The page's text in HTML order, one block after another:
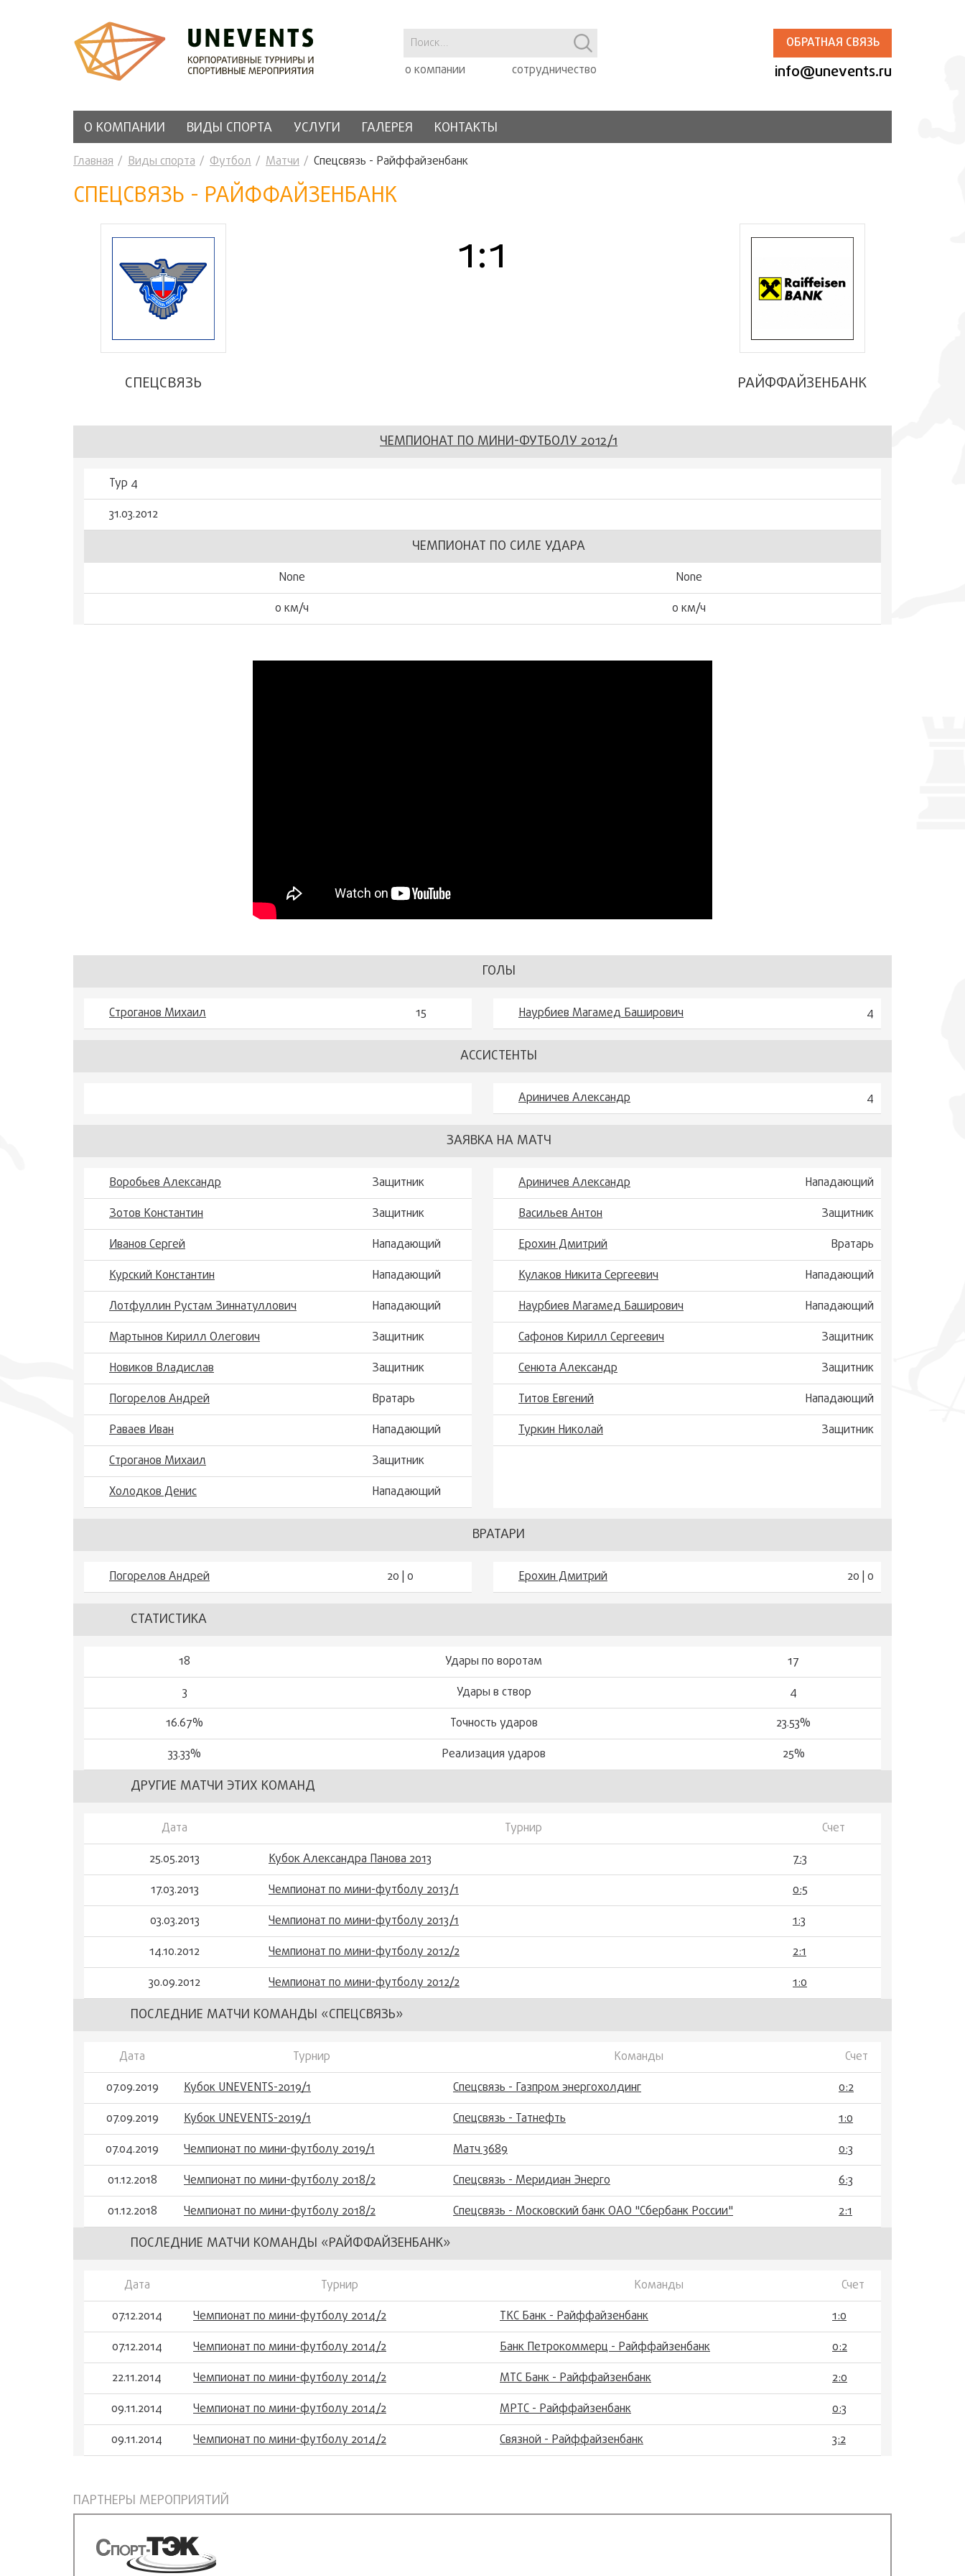
о компании сотрудничество
ОБРАТНАЯ СВЯЗЬ
info@unevents.ru
О КОМПАНИИ ВИДЫ СПОРТА УСЛУГИ ГАЛЕРЕЯ КОНТАКТЫ
Главная Виды спорта Футбол Матчи Спецсвязь - Райффайзенбанк
СПЕЦСВЯЗЬ - РАЙФФАЙЗЕНБАНК
СПЕЦСВЯЗЬ
1:1
РАЙФФАЙЗЕНБАНК
ЧЕМПИОНАТ ПО МИНИ-ФУТБОЛУ 2012/1
Тур 4
31.03.2012
ЧЕМПИОНАТ ПО СИЛЕ УДАРА
None
None
0 км/ч
0 км/ч
ГОЛЫ
Строганов Михаил 15 Наурбиев Магамед Баширович 4
АССИСТЕНТЫ
Ариничев Александр 4
ЗАЯВКА НА МАТЧ
Воробьев Александр
Защитник
Зотов Константин
Защитник
Иванов Сергей
Нападающий
Курский Константин
Нападающий
Лотфуллин Рустам Зиннатуллович
Нападающий
Мартынов Кирилл Олегович
Защитник
Новиков Владислав
Защитник
Погорелов Андрей
Вратарь
Раваев Иван
Нападающий
Строганов Михаил
Защитник
Холодков Денис
Нападающий
Ариничев Александр
Нападающий
Васильев Антон
Защитник
Ерохин Дмитрий
Вратарь
Кулаков Никита Сергеевич
Нападающий
Наурбиев Магамед Баширович
Нападающий
Сафонов Кирилл Сергеевич
Защитник
Сенюта Александр
Защитник
Титов Евгений
Нападающий
Туркин Николай
Защитник
ВРАТАРИ
Погорелов Андрей 20 | 0 Ерохин Дмитрий 20 | 0
СТАТИСТИКА
18 Удары по воротам
17
3
Удары в створ
4
16.67%
Точность ударов
23.53%
33.33%
Реализация ударов 25%
ДРУГИЕ МАТЧИ ЭТИХ КОМАНД
Дата Турнир
Счет
25.05.2013
Кубок Александра Панова 2013
7:3
17.03.2013
Чемпионат по мини-футболу 2013/1
0:5
03.03.2013
Чемпионат по мини-футболу 2013/1
1:3
14.10.2012
Чемпионат по мини-футболу 2012/2
2:1
30.09.2012
Чемпионат по мини-футболу 2012/2 1:0
ПОСЛЕДНИЕ МАТЧИ КОМАНДЫ «СПЕЦСВЯЗЬ»
Дата Турнир Команды
Счет
07.09.2019
Кубок UNEVENTS-2019/1 Спецсвязь - Газпром энергохолдинг
0:2
07.09.2019
Кубок UNEVENTS-2019/1 Спецсвязь - Татнефть
1:0
07.04.2019
Чемпионат по мини-футболу 2019/1 Матч 3689
0:3
01.12.2018
Чемпионат по мини-футболу 2018/2 Спецсвязь - Меридиан Энерго
6:3
01.12.2018
Чемпионат по мини-футболу 2018/2 Спецсвязь - Московский банк ОАО "Сбербанк России" 2:1
ПОСЛЕДНИЕ МАТЧИ КОМАНДЫ «РАЙФФАЙЗЕНБАНК»
Дата Турнир Команды
Счет
07.12.2014
Чемпионат по мини-футболу 2014/2 ТКС Банк - Райффайзенбанк
1:0
07.12.2014
Чемпионат по мини-футболу 2014/2 Банк Петрокоммерц - Райффайзенбанк
0:2
22.11.2014
Чемпионат по мини-футболу 2014/2 МТС Банк - Райффайзенбанк
2:0
09.11.2014
Чемпионат по мини-футболу 2014/2 МРТС - Райффайзенбанк
0:3
09.11.2014
Чемпионат по мини-футболу 2014/2 Связной - Райффайзенбанк 3:2
ПАРТНЕРЫ МЕРОПРИЯТИЙ